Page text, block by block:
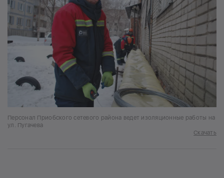
Персонал Приобского сетевого района ведет изоляционные работы на
ул. Пугачева
Скачать